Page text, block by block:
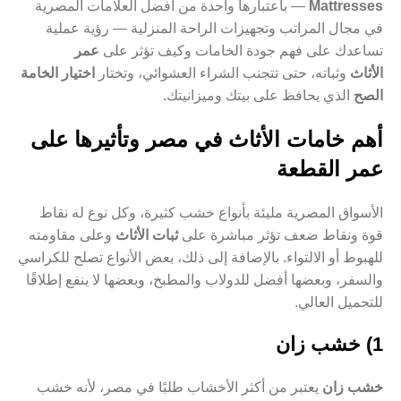
Mattresses — باعتبارها واحدة من أفضل العلامات المصرية
في مجال المراتب وتجهيزات الراحة المنزلية — رؤية عملية
تساعدك على فهم جودة الخامات وكيف تؤثر على عمر
الأثاث وثباته، حتى تتجنب الشراء العشوائي، وتختار
اختيار الخامة
الصح الذي يحافظ على بيتك وميزانيتك.
أهم خامات الأثاث في مصر وتأثيرها على
عمر القطعة
الأسواق المصرية مليئة بأنواع خشب كثيرة، وكل نوع له نقاط
قوة ونقاط ضعف تؤثر مباشرة علىثبات الأثاث وعلى مقاومته
للهبوط أو الالتواء. بالإضافة إلى ذلك، بعض الأنواع تصلح للكراسي
والسفر، وبعضها أفضل للدولاب والمطبخ، وبعضها لا ينفع إطلاقًا
للتحميل العالي.
1) خشب زان
خشب زان يعتبر من أكثر الأخشاب طلبًا في مصر، لأنه خشب